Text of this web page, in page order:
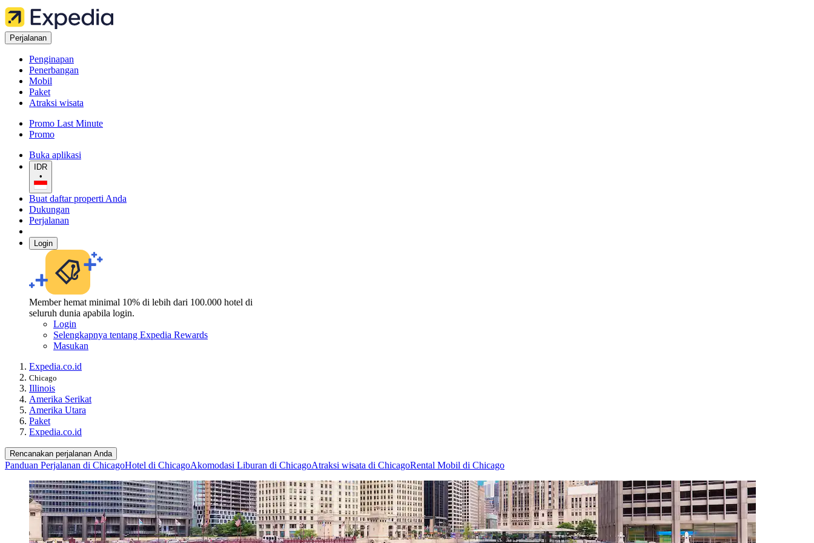
Perjalanan
Penginapan
Penerbangan
Mobil
Paket
Atraksi wisata
Promo Last Minute
Promo
Buka aplikasi
IDR
•
Buat daftar properti Anda
Dukungan
Perjalanan
Login
Member hemat minimal 10% di lebih dari 100.000 hotel di
seluruh dunia apabila login.
Login
Selengkapnya tentang Expedia Rewards
Masukan
Expedia.co.id
Chicago
Illinois
Amerika Serikat
Amerika Utara
Paket
Expedia.co.id
Rencanakan perjalanan Anda
Panduan Perjalanan di ChicagoHotel di ChicagoAkomodasi Liburan di ChicagoAtraksi wisata di ChicagoRental Mobil di Chicago